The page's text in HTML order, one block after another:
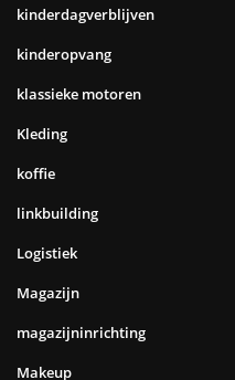
kinderdagverblijven
kinderopvang
klassieke motoren
Kleding
koffie
linkbuilding
Logistiek
Magazijn
magazijninrichting
Makeup